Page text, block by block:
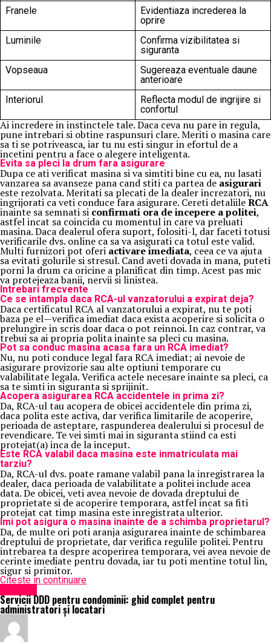
Franele
Evidentiaza increderea la
oprire
Luminile
Confirma vizibilitatea si
siguranta
Vopseaua
Sugereaza eventuale daune
anterioare
Interiorul
Reflecta modul de ingrijire si
confortul
Ai incredere in instinctele tale. Daca ceva nu pare in regula,
pune intrebari si obtine raspunsuri clare. Meriti o masina care
sa ti se potriveasca, iar tu nu esti singur in efortul de a
incetini pentru a face o alegere inteligenta.
Evita sa pleci la drum fara asigurare
Dupa ce ati verificat masina si va simtiti bine cu ea, nu lasati
vanzarea sa avanseze pana cand stiti ca partea deasigurari
este rezolvata. Meritati sa plecati de la dealer increzatori, nu
ingrijorati ca veti conduce fara asigurare. Cereti detaliileRCA
inainte sa semnati si confirmati ora de incepere a politei,
astfel incat sa coincida cu momentul in care va preluati
masina. Daca dealerul ofera suport, folositi-l, dar faceti totusi
verificarile dvs. online ca sa va asigurati ca totul este valid.
Multi furnizori pot oferi activare imediata, ceea ce va ajuta
sa evitati golurile si stresul. Cand aveti dovada in mana, puteti
porni la drum ca oricine a planificat din timp. Acest pas mic
va protejeaza banii, nervii si linistea.
Intrebari frecvente
Ce se intampla daca RCA-ul vanzatorului a expirat deja?
Daca certificatul RCA al vanzatorului a expirat, nu te poti
baza pe el—verifica imediat daca exista acoperire si solicita o
prelungire in scris doar daca o pot reinnoi. In caz contrar, va
trebui sa ai propria polita inainte sa pleci cu masina.
Pot sa conduc masina acasa fara un RCA imediat?
Nu, nu poti conduce legal fara RCA imediat; ai nevoie de
asigurare provizorie sau alte optiuni temporare cu
valabilitate legala. Verifica actele necesare inainte sa pleci, ca
sa te simti in siguranta si sprijinit.
Acopera asigurarea RCA accidentele in prima zi?
Da, RCA-ul tau acopera de obicei accidentele din prima zi,
daca polita este activa, dar verifica limitarile de acoperire,
perioada de asteptare, raspunderea dealerului si procesul de
revendicare. Te vei simti mai in siguranta stiind ca esti
protejat(a) inca de la inceput.
Este RCA valabil daca masina este inmatriculata mai
tarziu?
Da, RCA-ul dvs. poate ramane valabil pana la inregistrarea la
dealer, daca perioada de valabilitate a politei include acea
data. De obicei, veti avea nevoie de dovada dreptului de
proprietate si de acoperire temporara, astfel incat sa fiti
protejat cat timp masina este inregistrata ulterior.
Imi pot asigura o masina inainte de a schimba proprietarul?
Da, de multe ori poti aranja asigurarea inainte de schimbarea
dreptului de proprietate, dar verifica regulile politei. Pentru
intrebarea ta despre acoperirea temporara, vei avea nevoie de
cerinte imediate pentru dovada, iar tu poti mentine totul lin,
sigur si primitor.
Citeste in continuare
Servicii DDD pentru condominii: ghid complet pentru
administratori și locatari